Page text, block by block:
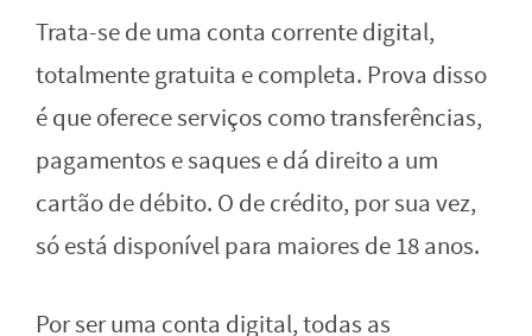
Trata-se de uma conta corrente digital,
totalmente gratuita e completa. Prova disso
é que oferece serviços como transferências,
pagamentos e saques e dá direito a um
cartão de débito. O de crédito, por sua vez,
só está disponível para maiores de 18 anos.
Por ser uma conta digital, todas as